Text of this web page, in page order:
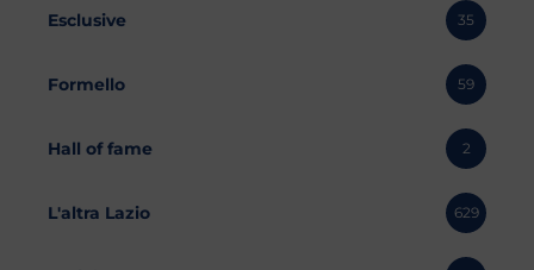
Esclusive 35
Formello 59
Hall of fame 2
L'altra Lazio 629